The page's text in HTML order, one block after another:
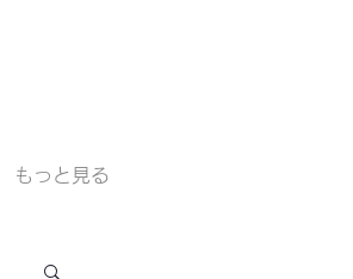
もっと見る